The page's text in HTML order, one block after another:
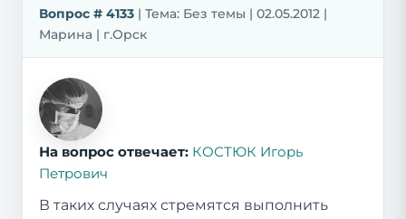
Вопрос # 4133 | Тема: Без темы | 02.05.2012 |
Марина | г.Орск
На вопрос отвечает: КОСТЮК Игорь
Петрович
В таких случаях стремятся выполнить